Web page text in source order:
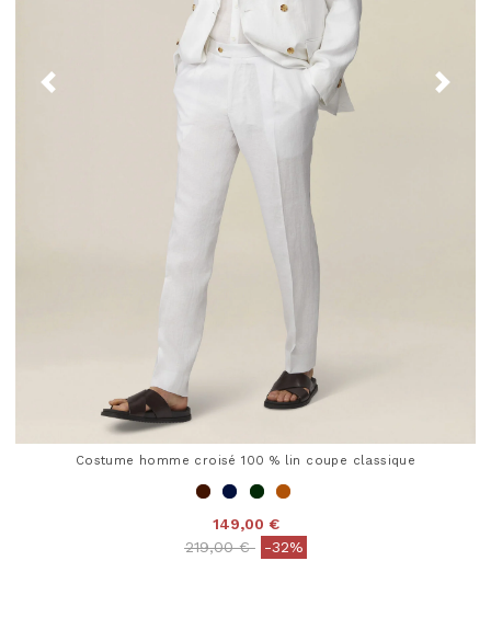
Costume homme croisé 100 % lin coupe classique
149,00 €
Price reduced from
219,00 €to-32%